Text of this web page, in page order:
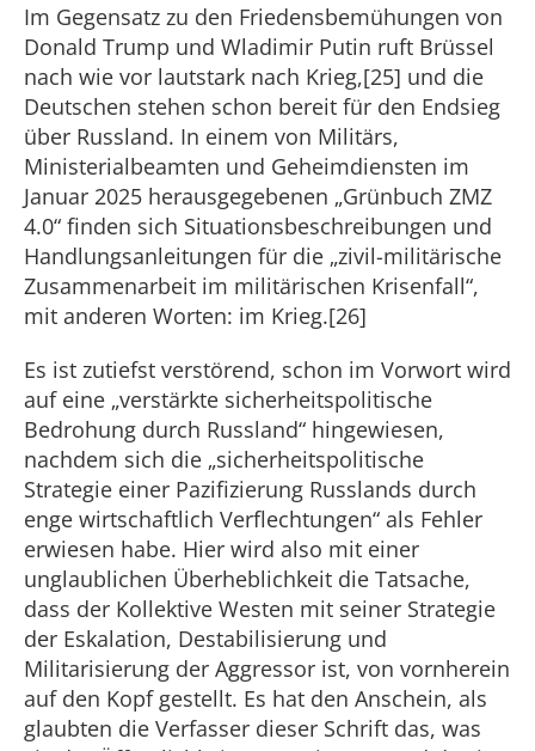
Im Gegensatz zu den Friedensbemühungen von
Donald Trump und Wladimir Putin ruft Brüssel
nach wie vor lautstark nach Krieg,[25] und die
Deutschen stehen schon bereit für den Endsieg
über Russland. In einem von Militärs,
Ministerialbeamten und Geheimdiensten im
Januar 2025 herausgegebenen „Grünbuch ZMZ
4.0“ finden sich Situationsbeschreibungen und
Handlungsanleitungen für die „zivil-militärische
Zusammenarbeit im militärischen Krisenfall“,
mit anderen Worten: im Krieg.[26]
Es ist zutiefst verstörend, schon im Vorwort wird
auf eine „verstärkte sicherheitspolitische
Bedrohung durch Russland“ hingewiesen,
nachdem sich die „sicherheitspolitische
Strategie einer Pazifizierung Russlands durch
enge wirtschaftlich Verflechtungen“ als Fehler
erwiesen habe. Hier wird also mit einer
unglaublichen Überheblichkeit die Tatsache,
dass der Kollektive Westen mit seiner Strategie
der Eskalation, Destabilisierung und
Militarisierung der Aggressor ist, von vornherein
auf den Kopf gestellt. Es hat den Anschein, als
glaubten die Verfasser dieser Schrift das, was